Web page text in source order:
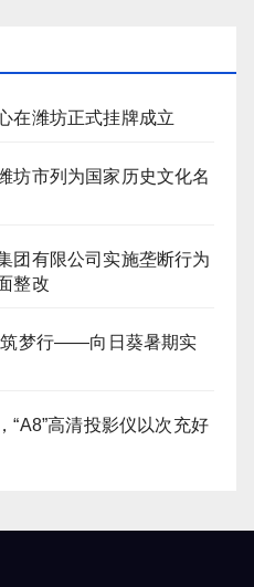
在潍坊正式挂牌成立
坊市列为国家历史文化名
团有限公司实施垄断行为
整改
筑梦行——向日葵暑期实
“A8”高清投影仪以次充好